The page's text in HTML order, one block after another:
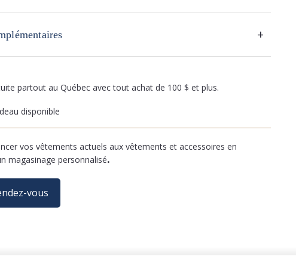
+
partout au Québec avec tout achat de 100 $ et plus.
disponible
vos vêtements actuels aux vêtements et accessoires en
magasinage personnalisé.
vous